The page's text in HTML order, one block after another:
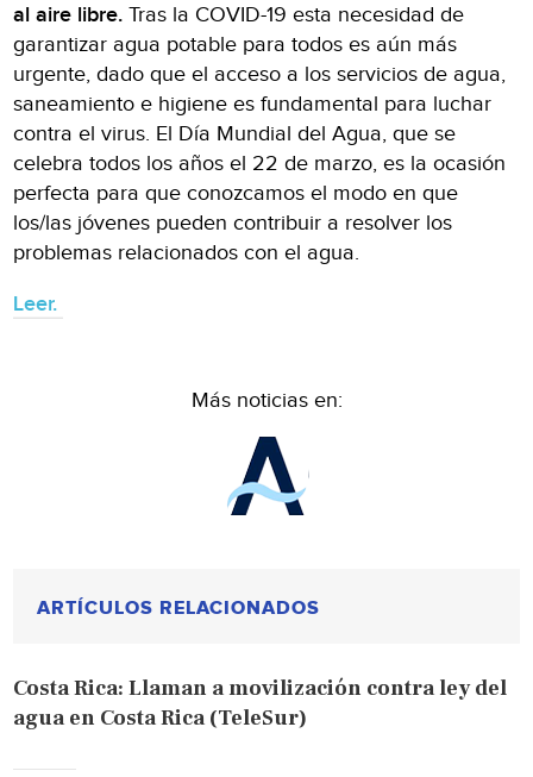
al aire libre. Tras la COVID-19 esta necesidad de
garantizar agua potable para todos es aún más
urgente, dado que el acceso a los servicios de agua,
saneamiento e higiene es fundamental para luchar
contra el virus. El Día Mundial del Agua, que se
celebra todos los años el 22 de marzo, es la ocasión
perfecta para que conozcamos el modo en que
los/las jóvenes pueden contribuir a resolver los
problemas relacionados con el agua.
Leer.
Más noticias en:
ARTÍCULOS RELACIONADOS
Costa Rica: Llaman a movilización contra ley del
agua en Costa Rica (TeleSur)